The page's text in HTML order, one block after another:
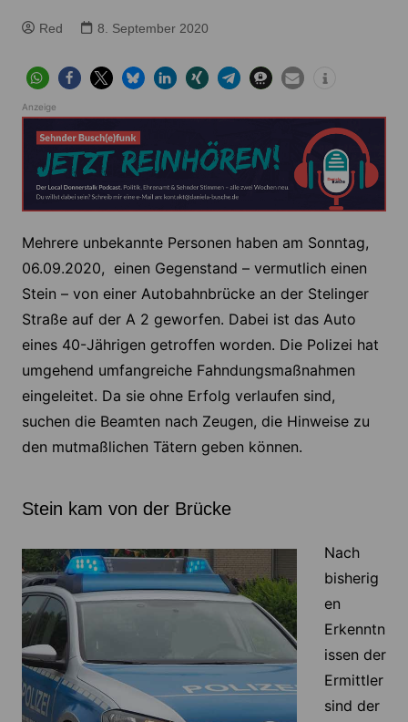
Red 8. September 2020
Anzeige
Mehrere unbekannte Personen haben am Sonntag,
06.09.2020, einen Gegenstand – vermutlich einen
Stein – von einer Autobahnbrücke an der Stelinger
Straße auf der A 2 geworfen. Dabei ist das Auto
eines 40-Jährigen getroffen worden. Die Polizei hat
umgehend umfangreiche Fahndungsmaßnahmen
eingeleitet. Da sie ohne Erfolg verlaufen sind,
suchen die Beamten nach Zeugen, die Hinweise zu
den mutmaßlichen Tätern geben können.
Stein kam von der Brücke
Nach
bisherig
en
Erkenntn
issen der
Ermittler
sind der